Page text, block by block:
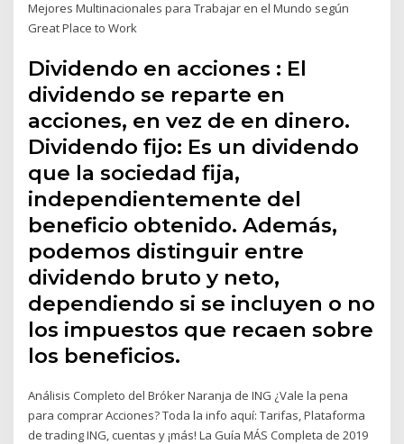
Mejores Multinacionales para Trabajar en el Mundo según
Great Place to Work
Dividendo en acciones : El
dividendo se reparte en
acciones, en vez de en dinero.
Dividendo fijo: Es un dividendo
que la sociedad fija,
independientemente del
beneficio obtenido. Además,
podemos distinguir entre
dividendo bruto y neto,
dependiendo si se incluyen o no
los impuestos que recaen sobre
los beneficios.
Análisis Completo del Bróker Naranja de ING ¿Vale la pena
para comprar Acciones? Toda la info aquí: Tarifas, Plataforma
de trading ING, cuentas y ¡más! La Guía MÁS Completa de 2019